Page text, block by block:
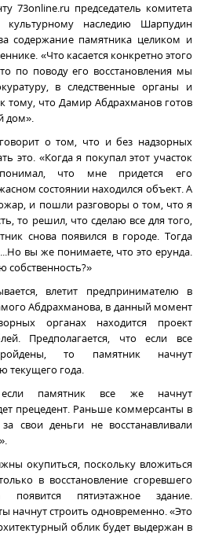
73online.ru председатель комитета
культурному наследию Шарпудин
за содержание памятника целиком и
«Что касается конкретно этого
по поводу его восстановления мы
в следственные органы и
тому, что Дамир Абдрахманов готов
дом».
о том, что и без надзорных
это. «Когда я покупал этот участок
что мне придется его
состоянии находился объект. А
и пошли разговоры о том, что я
то решил, что сделаю все для того,
снова появился в городе. Тогда
вы же понимаете, что это ерунда.
собственность?»
влетит предпринимателю в
Абдрахманова, в данный момент
органах находится проект
Предполагается, что если все
то памятник начнут
текущего года.
памятник все же начнут
прецедент. Раньше коммерсанты в
свои деньги не восстанавливали
окупиться, поскольку вложиться
в восстановление сгоревшего
пятиэтажное здание.
начнут строить одновременно. «Это
облик будет выдержан в